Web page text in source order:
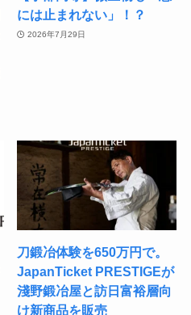
には止まれない」！？
2026年7月29日
刀鍛冶体験を650万円で。
JapanTicket PRESTIGEが
淺野鍛冶屋と訪日富裕層向
け新商品を販売